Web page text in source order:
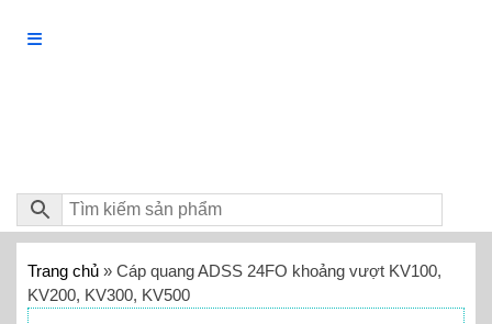
Trang chủ » Cáp quang ADSS 24FO khoảng vượt KV100,
KV200, KV300, KV500